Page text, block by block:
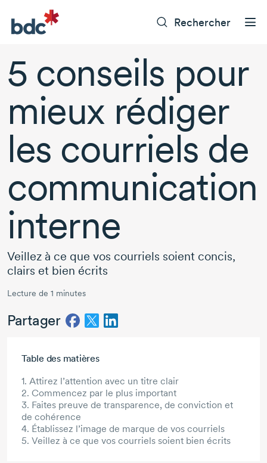
Rechercher
5 conseils pour
mieux rédiger
les courriels de
communication
interne
Veillez à ce que vos courriels soient concis,
clairs et bien écrits
Lecture de 1 minutes
Partager
Table des matières
1. Attirez l’attention avec un titre clair
2. Commencez par le plus important
3. Faites preuve de transparence, de conviction et
de cohérence
4. Établissez l’image de marque de vos courriels
5. Veillez à ce que vos courriels soient bien écrits